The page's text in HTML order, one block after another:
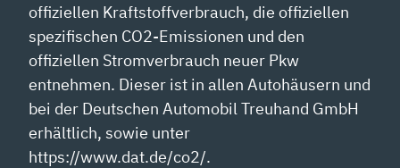
offiziellen Kraftstoffverbrauch, die offiziellen
spezifischen CO2-Emissionen und den
offiziellen Stromverbrauch neuer Pkw
entnehmen. Dieser ist in allen Autohäusern und
bei der Deutschen Automobil Treuhand GmbH
erhältlich, sowie unter
https://www.dat.de/co2/.